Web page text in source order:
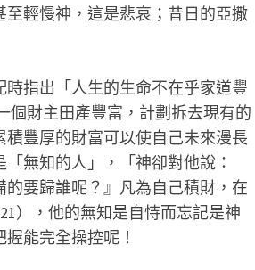
輕慢神，這是悲哀；昔日的亞撒
指出「人生的生命不在乎家道豐
個財主田產豐富，計劃拆去現有的
豐厚的財富可以使自己未來漫長
無知的人」，「神卻對他說：
的要歸誰呢？』凡為自己積財，在
），他的無知是自恃而忘記是神
能完全操控呢！